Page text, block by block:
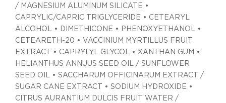
/ MAGNESIUM ALUMINUM SILICATE •
CAPRYLIC/CAPRIC TRIGLYCERIDE • CETEARYL
ALCOHOL • DIMETHICONE • PHENOXYETHANOL •
CETEARETH-20 • VACCINIUM MYRTILLUS FRUIT
EXTRACT • CAPRYLYL GLYCOL • XANTHAN GUM •
HELIANTHUS ANNUUS SEED OIL / SUNFLOWER
SEED OIL • SACCHARUM OFFICINARUM EXTRACT /
SUGAR CANE EXTRACT • SODIUM HYDROXIDE •
CITRUS AURANTIUM DULCIS FRUIT WATER /